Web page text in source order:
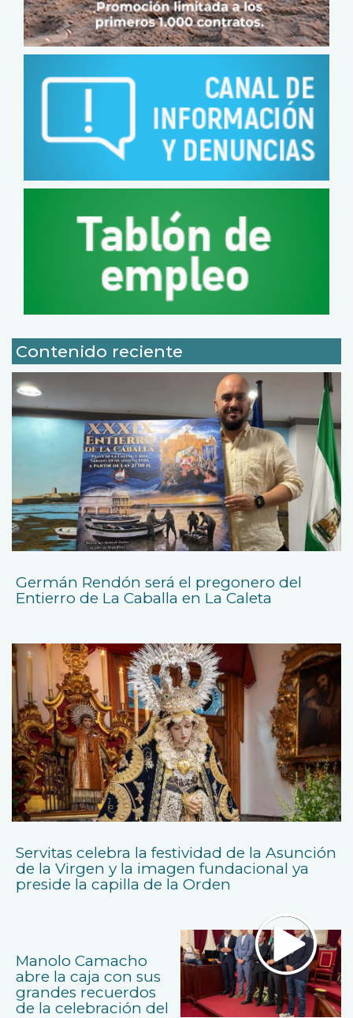
Contenido reciente
Germán Rendón será el pregonero del
Entierro de La Caballa en La Caleta
Servitas celebra la festividad de la Asunción
de la Virgen y la imagen fundacional ya
preside la capilla de la Orden
Manolo Camacho
abre la caja con sus
grandes recuerdos
de la celebración del